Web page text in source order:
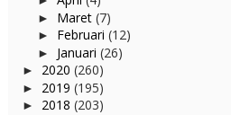
► Maret (7)
► Februari (12)
► Januari (26)
► 2020 (260)
► 2019 (195)
► 2018 (203)